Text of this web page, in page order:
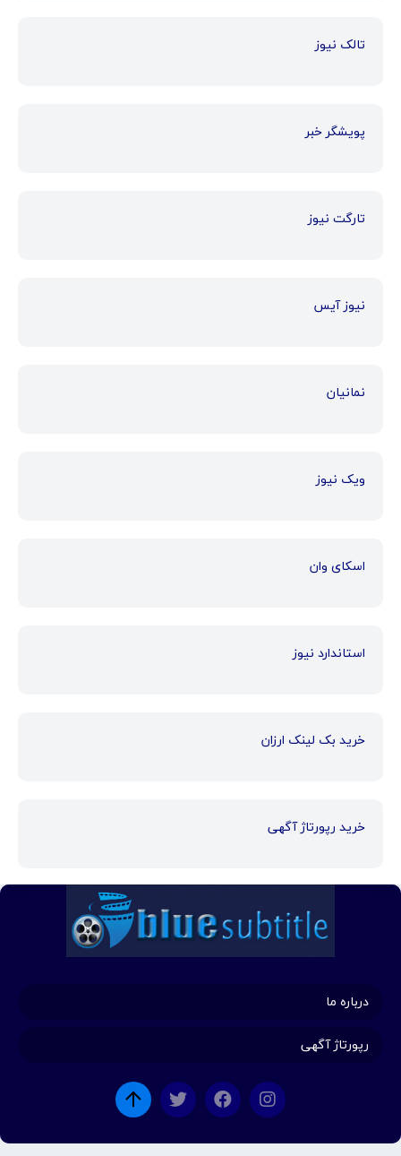
تالک نیوز
پویشگر خبر
تارگت نیوز
نیوز آیس
نمانیان
ویک نیوز
اسکای وان
استاندارد نیوز
خرید بک لینک ارزان
خرید رپورتاژ آگهی
درباره ما
رپورتاژ آگهی